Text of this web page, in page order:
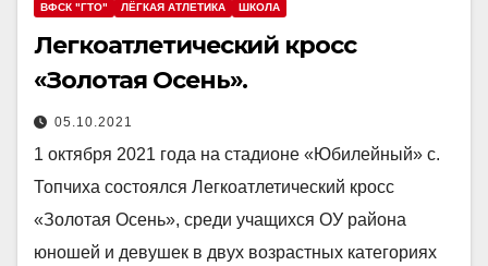
ВФСК "ГТО" ЛЁГКАЯ АТЛЕТИКА ШКОЛА
Легкоатлетический кросс
«Золотая Осень».
05.10.2021
1 октября 2021 года на стадионе «Юбилейный» с.
Топчиха состоялся Легкоатлетический кросс
«Золотая Осень», среди учащихся ОУ района
юношей и девушек в двух возрастных категориях